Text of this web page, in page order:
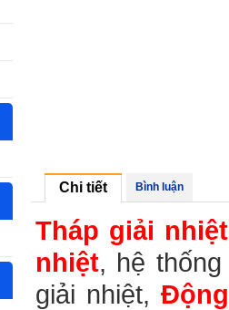
Chi tiết Bình luận
Tháp giải
nhiệt, hệ
giải nhiệt,